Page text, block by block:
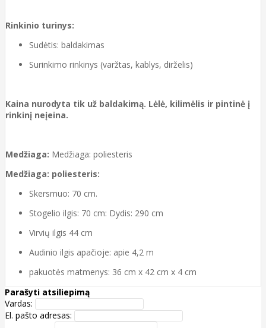
Rinkinio turinys:
Sudėtis: baldakimas
Surinkimo rinkinys (varžtas, kablys, dirželis)
Kaina nurodyta tik už baldakimą. Lėlė, kilimėlis ir pintinė į
rinkinį neįeina.
Medžiaga: Medžiaga: poliesteris
Medžiaga: poliesteris:
Skersmuo: 70 cm.
Stogelio ilgis: 70 cm: Dydis: 290 cm
Virvių ilgis 44 cm
Audinio ilgis apačioje: apie 4,2 m
pakuotės matmenys: 36 cm x 42 cm x 4 cm
Parašyti atsiliepimą
Vardas:
El. pašto adresas: